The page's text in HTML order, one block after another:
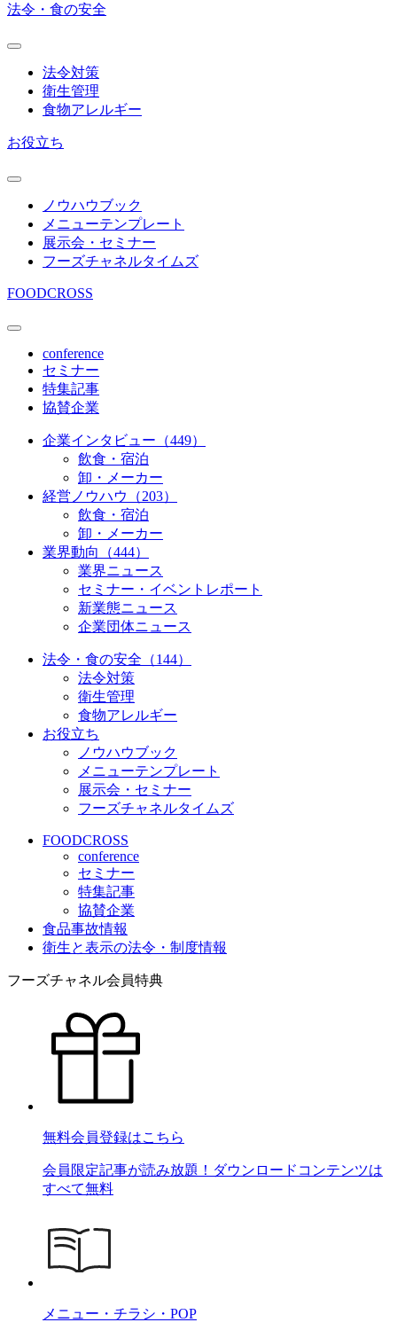
法令・食の安全
法令対策
衛生管理
食物アレルギー
お役立ち
ノウハウブック
メニューテンプレート
展示会・セミナー
フーズチャネルタイムズ
FOODCROSS
conference
セミナー
特集記事
協賛企業
企業インタビュー（449）
飲食・宿泊
卸・メーカー
経営ノウハウ（203）
飲食・宿泊
卸・メーカー
業界動向（444）
業界ニュース
セミナー・イベントレポート
新業態ニュース
企業団体ニュース
法令・食の安全（144）
法令対策
衛生管理
食物アレルギー
お役立ち
ノウハウブック
メニューテンプレート
展示会・セミナー
フーズチャネルタイムズ
FOODCROSS
conference
セミナー
特集記事
協賛企業
食品事故情報
衛生と表示の法令・制度情報
フーズチャネル会員特典
無料会員登録はこちら
会員限定記事が読み放題！ダウンロードコンテンツは
すべて無料
メニュー・チラシ・POP